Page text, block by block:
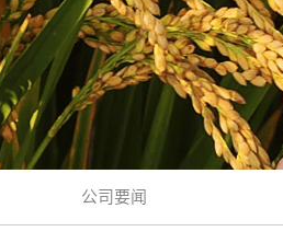
公司要闻